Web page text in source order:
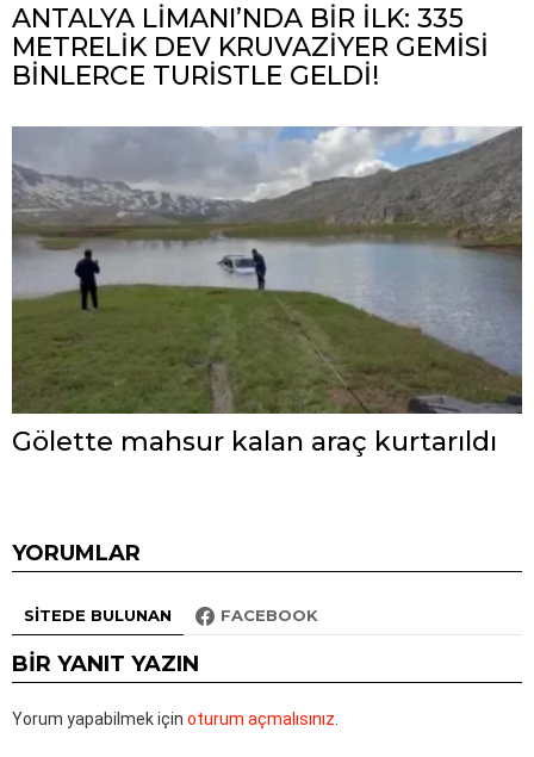
ANTALYA LİMANI’NDA BİR İLK: 335
METRELİK DEV KRUVAZİYER GEMİSİ
BİNLERCE TURİSTLE GELDİ!
Gölette mahsur kalan araç kurtarıldı
YORUMLAR
SITEDE BULUNAN FACEBOOK
BIR YANIT YAZIN
Yorum yapabilmek için oturum açmalısınız